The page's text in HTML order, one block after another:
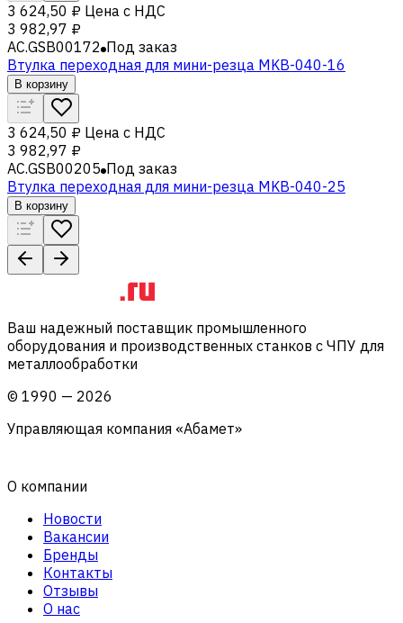
3 624,50 ₽ Цена с НДС
3 982,97 ₽
AC.GSB00172 Под заказ
Втулка переходная для мини-резца MKB-040-16
В корзину
3 624,50 ₽ Цена с НДС
3 982,97 ₽
AC.GSB00205 Под заказ
Втулка переходная для мини-резца MKB-040-25
В корзину
Ваш надежный поставщик промышленного
оборудования и производственных станков с ЧПУ для
металлообработки
© 1990 — 2026
Управляющая компания «Абамет»
О компании
Новости
Вакансии
Бренды
Контакты
Отзывы
О нас